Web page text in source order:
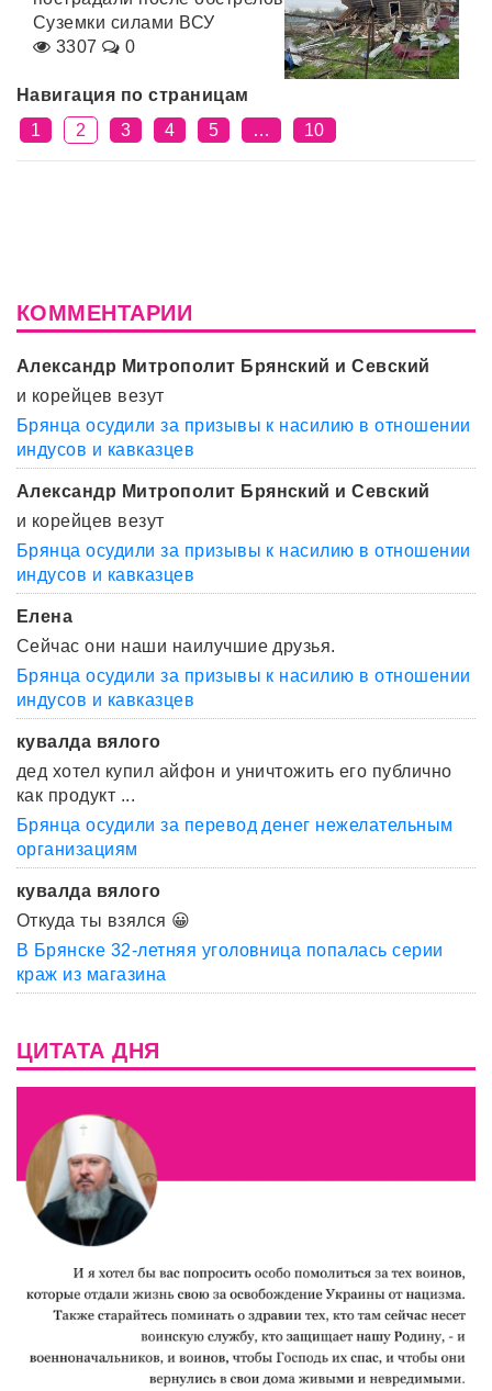
Суземки силами ВСУ
3307
0
Навигация по страницам
1
2 3 4 5 … 10
КОММЕНТАРИИ
Александр Митрополит Брянский и Севский
и корейцев везут
Брянца осудили за призывы к насилию в отношении
индусов и кавказцев
Александр Митрополит Брянский и Севский
и корейцев везут
Брянца осудили за призывы к насилию в отношении
индусов и кавказцев
Елена
Сейчас они наши наилучшие друзья.
Брянца осудили за призывы к насилию в отношении
индусов и кавказцев
кувалда вялого
дед хотел купил айфон и уничтожить его публично
как продукт ...
Брянца осудили за перевод денег нежелательным
организациям
кувалда вялого
Откуда ты взялся 😀
В Брянске 32-летняя уголовница попалась серии
краж из магазина
ЦИТАТА ДНЯ